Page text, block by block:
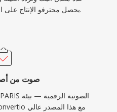
يحصل محترفو الإنتاج على الدقة التقنية التي يتوقعونها.
صوت من